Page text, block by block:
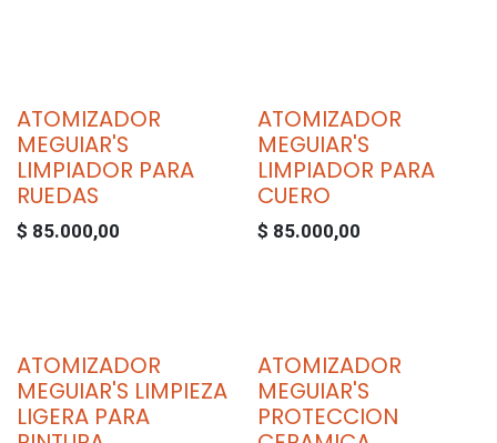
ATOMIZADOR
MEGUIAR'S
LIMPIADOR PARA
RUEDAS
$ 85.000,00
ATOMIZADOR
MEGUIAR'S
LIMPIADOR PARA
CUERO
$ 85.000,00
ATOMIZADOR
MEGUIAR'S LIMPIEZA
LIGERA PARA
ATOMIZADOR
MEGUIAR'S
PROTECCION